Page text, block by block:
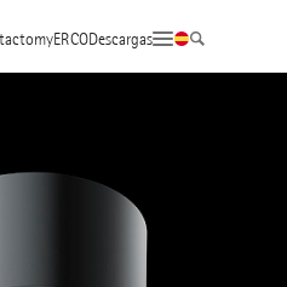
myERCODescargas